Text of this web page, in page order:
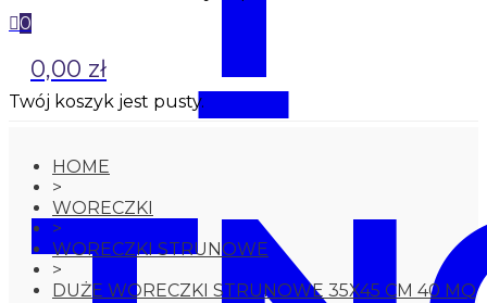
0
0,00 zł
Twój koszyk jest pusty.
HOME
>
WORECZKI
>
WORECZKI STRUNOWE
>
DUŻE WORECZKI STRUNOWE 35X45 CM 40 MQ